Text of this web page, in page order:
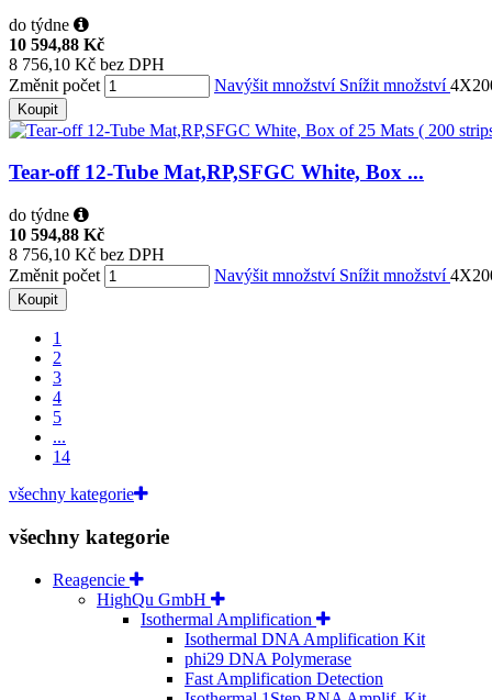
do týdne
10 594,88 Kč
8 756,10 Kč bez DPH
Změnit počet
Navýšit množství Snížit množství
Koupit
Tear-off 12-Tube Mat,RP,SFGC White, Box ...
do týdne
10 594,88 Kč
8 756,10 Kč bez DPH
Změnit počet
Navýšit množství Snížit množství
Koupit
1
2
3
4
5
...
14
všechny kategorie
všechny kategorie
Reagencie
HighQu GmbH
Isothermal Amplification
Isothermal DNA Amplification Kit
phi29 DNA Polymerase
Fast Amplification Detection